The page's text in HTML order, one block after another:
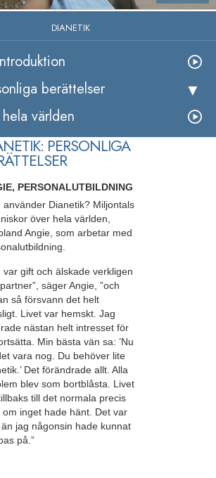
DIANETIK
berättelser
världen
PERSONLIGA
PERSONALUTBILDNING
använder Dianetik? Miljontals
över hela världen,
Angie, som arbetar med
var gift och älskade verkligen
säger Angie, ”och
så försvann det helt
Livet var hemskt. Jag
nästan helt intresset för
Min bästa vän sa: ’Nu
vara nog. Du behöver lite
Det förändrade allt. Alla
blev som bortblåsta. Livet
till det normala precis
om inget hade hänt. Det var
jag någonsin hade kunnat
på.”